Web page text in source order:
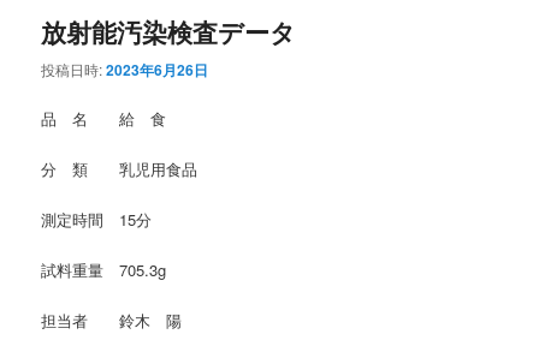
放射能汚染検査データ
投稿日時:2023年6月26日
品 名 給 食
分 類 乳児用食品
測定時間 15分
試料重量 705.3g
担当者 鈴木 陽